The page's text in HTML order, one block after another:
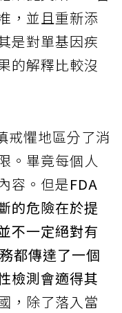
，並且重新添
是對單基因疾
的解釋比較沒
戒懼地區分了消
。畢竟每個人
容。但是FDA
的危險在於提
不一定絕對有
都傳達了一個
檢測會適得其
，除了落入當